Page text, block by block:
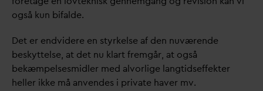
også kun bifalde.
Det er endvidere en styrkelse af den nuværende
beskyttelse, at det nu klart fremgår, at også
bekæmpelsesmidler med alvorlige langtidseffekter
heller ikke må anvendes i private haver mv.